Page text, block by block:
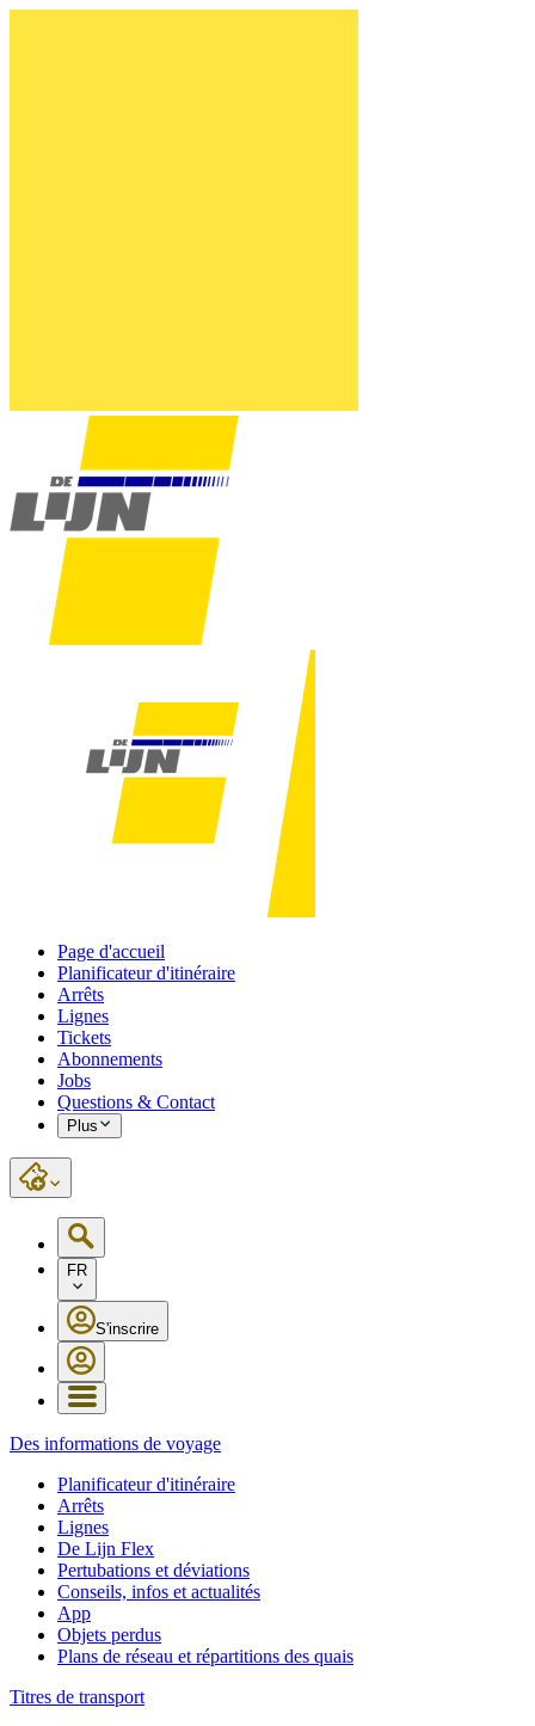
Page d'accueil
Planificateur d'itinéraire
Arrêts
Lignes
Tickets
Abonnements
Jobs
Questions & Contact
Plus
FR
S'inscrire
Des informations de voyage
Planificateur d'itinéraire
Arrêts
Lignes
De Lijn Flex
Pertubations et déviations
Conseils, infos et actualités
App
Objets perdus
Plans de réseau et répartitions des quais
Titres de transport